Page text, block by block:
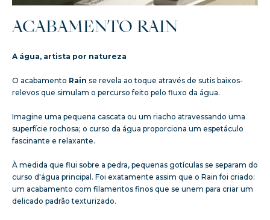
ACABAMENTO RAIN
A água, artista por natureza
O acabamento Rain se revela ao toque através de sutis baixos-
relevos que simulam o percurso feito pelo fluxo da água.
Imagine uma pequena cascata ou um riacho atravessando uma
superfície rochosa; o curso da água proporciona um espetáculo
fascinante e relaxante.
À medida que flui sobre a pedra, pequenas gotículas se separam do
curso d'água principal. Foi exatamente assim que o Rain foi criado:
um acabamento com filamentos finos que se unem para criar um
delicado padrão texturizado.